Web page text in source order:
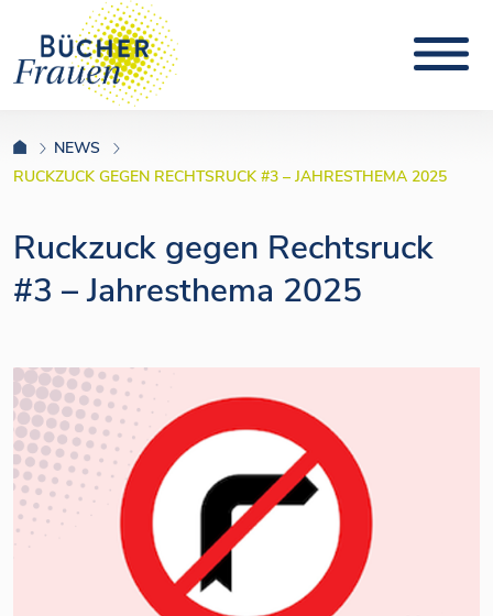
NEWS
RUCKZUCK GEGEN RECHTSRUCK #3 – JAHRESTHEMA 2025
Ruckzuck gegen Rechtsruck
#3 – Jahresthema 2025